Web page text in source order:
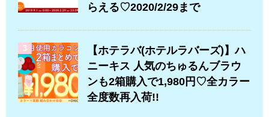
らえる♡2020/2/29まで
3
【ホテラバ(ホテルラバーズ)】ハ
ニーキス 人気のちゅるんブラウ
ンも2箱購入で1,980円♡全カラー
全度数再入荷!!